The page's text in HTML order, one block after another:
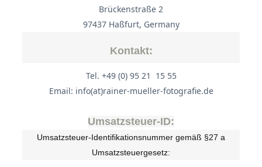
Brückenstraße 2
97437 Haßfurt, Germany
Kontakt:
Tel. +49 (0) 95 21 15 55
Email: info(at)rainer-mueller-fotografie.de
Umsatzsteuer-ID:
Umsatzsteuer-Identifikationsnummer gemäß §27 a
Umsatzsteuergesetz: